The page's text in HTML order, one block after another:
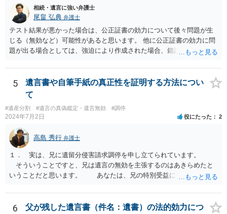
相続・遺言に強い弁護士
尾畠 弘典 弁護士
テスト結果が悪かった場合は、公正証書の効力について後々問題が生
じる（無効など）可能性があると思います。 他に公正証書の効力に問
題が出る場合としては、強迫により作成された場合、錯誤（勘違い）
すが、弁護士に作成を依頼する場合は、１０～数十万円程度になるケ
ースが多いと思います。 報酬体系は、弁護士ごとに異なりますので一
律の基準はありません。
5
遺言書や自筆手紙の真正性を証明する方法につい
て
#遺産分割 #遺言の真偽鑑定・遺言無効 #調停
2024年7月2日 役にたった 2
高島 秀行 弁護士
１． 実は、兄に遺留分侵害請求調停を申し立てられています。
そういうことですと、兄は遺言の無効を主張するのはあきらめたと
いうことだと思います。 あなたは、兄の特別受益について立証し
詳しい事情を話して相談された方がよいと思います。
6
父が残した遺言書（件名：遺書）の法的効力につ